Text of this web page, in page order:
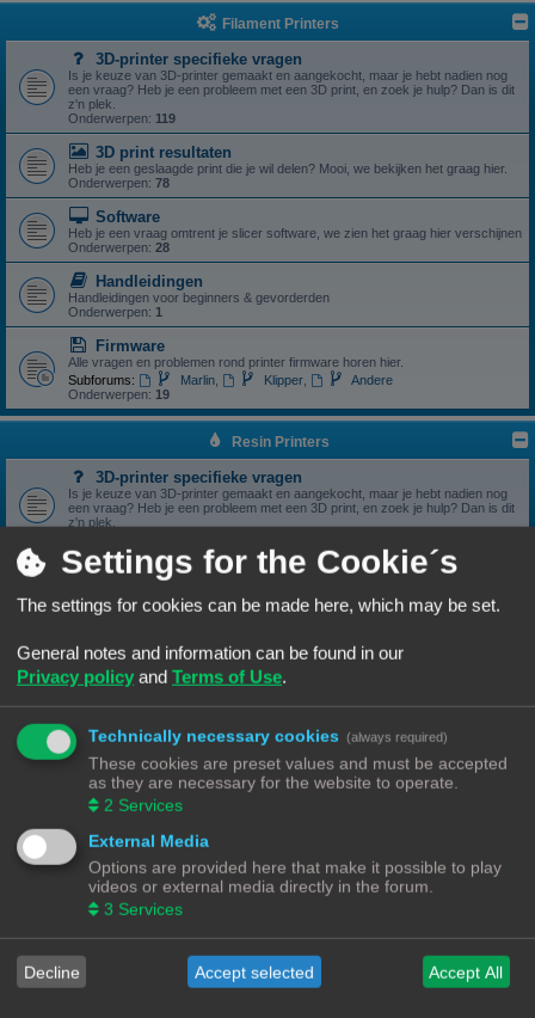
Filament Printers
3D-printer specifieke vragen
Is je keuze van 3D-printer gemaakt en aangekocht, maar je hebt nadien nog
een vraag? Heb je een probleem met een 3D print, en zoek je hulp? Dan is dit
z'n plek.
Onderwerpen: 119
3D print resultaten
Heb je een geslaagde print die je wil delen? Mooi, we bekijken het graag hier.
Onderwerpen: 78
Software
Heb je een vraag omtrent je slicer software, we zien het graag hier verschijnen
Onderwerpen: 28
Handleidingen
Handleidingen voor beginners & gevorderden
Onderwerpen: 1
Firmware
Alle vragen en problemen rond printer firmware horen hier.
Subforums:
Marlin Klipper
Andere
Onderwerpen: 19
Resin Printers
3D-printer specifieke vragen
Is je keuze van 3D-printer gemaakt en aangekocht, maar je hebt nadien nog
een vraag? Heb je een probleem met een 3D print, en zoek je hulp? Dan is dit
z'n plek.
3D print resultaten
Onderwerpen:6
Heb je een vraag omtrent je slicer software, we zien het graag hier
Onderwerpen:5
Handleidingen voor beginners & gevorderden
Zelfbouwprinters
Vragen rond de opbouw en het gebruik van een zelfbouw
printer horen hier.
Wil je zelf een printer bouwen, heb je er eentje gebouwd en zit je met een
vraag. Dan is dit z'n plek.
Onderwerpen:13
Onderdelen
onderdeel? Dan is dit z'n plek.
Onderwerpen:
Settings for the Cookie´s
The settings for cookies can be made here, which may be set.
General notes and information can be found in our
Privacy policy and Terms of Use.
Technically necessary cookies (always required)
These cookies are preset values and must be accepted
as they are necessary for the website to operate.
2 Services
External Media
Options are provided here that make it possible to play
videos or external media directly in the forum.
3 Services
Decline Accept selected Accept All